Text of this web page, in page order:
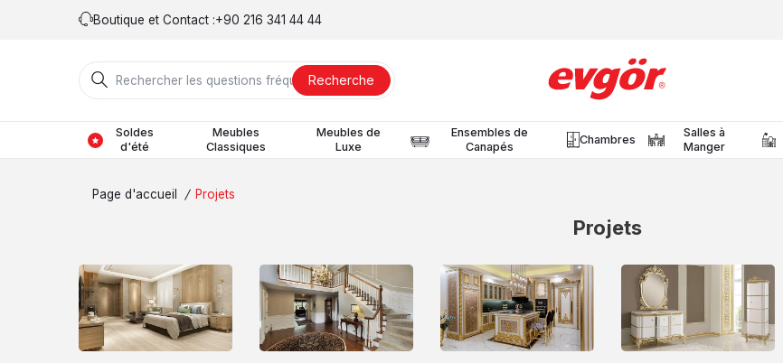
Boutique et Contact :+90 216 341 44 44
Recherche
Soldes
d'été
Meubles
Classiques
Meubles de
Luxe
Ensembles de
Canapés
Chambres
Salles à
Manger
Page d'accueil / Projets
Projets